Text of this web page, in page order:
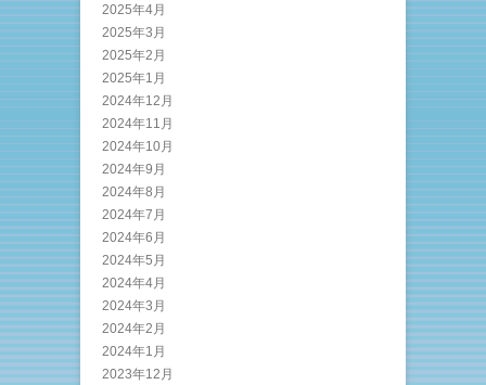
2025年4月
2025年3月
2025年2月
2025年1月
2024年12月
2024年11月
2024年10月
2024年9月
2024年8月
2024年7月
2024年6月
2024年5月
2024年4月
2024年3月
2024年2月
2024年1月
2023年12月